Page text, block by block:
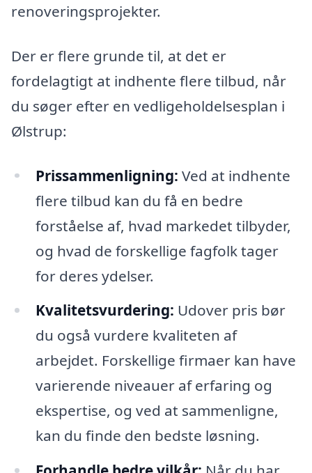
renoveringsprojekter.
Der er flere grunde til, at det er
fordelagtigt at indhente flere tilbud, når
du søger efter en vedligeholdelsesplan i
Ølstrup:
Prissammenligning: Ved at indhente
flere tilbud kan du få en bedre
forståelse af, hvad markedet tilbyder,
og hvad de forskellige fagfolk tager
for deres ydelser.
Kvalitetsvurdering: Udover pris bør
du også vurdere kvaliteten af
arbejdet. Forskellige firmaer kan have
varierende niveauer af erfaring og
ekspertise, og ved at sammenligne,
kan du finde den bedste løsning.